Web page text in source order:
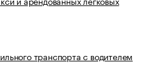
транспорта с водителем